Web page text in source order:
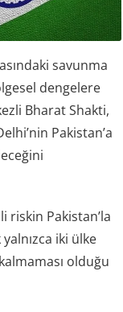
savunma
dengelere
Bharat Shakti,
Pakistan’a
riskin Pakistan’la
iki ülke
olduğu